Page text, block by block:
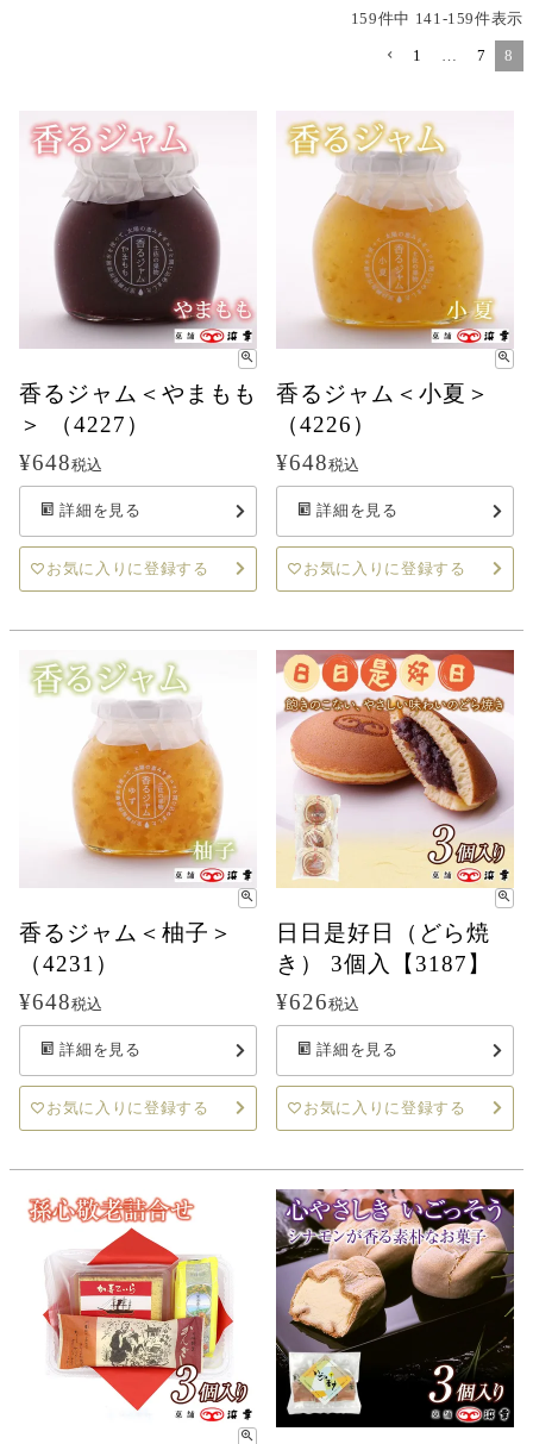
159件中 141-159件表示
1 … 7 8
香るジャム＜やまもも
＞ （4227）
¥648税込
詳細を見る
お気に入りに登録する
香るジャム＜小夏＞
（4226）
¥648税込
詳細を見る
お気に入りに登録する
香るジャム＜柚子＞
（4231）
¥648税込
詳細を見る
お気に入りに登録する
日日是好日（どら焼
き） 3個入【3187】
¥626税込
詳細を見る
お気に入りに登録する